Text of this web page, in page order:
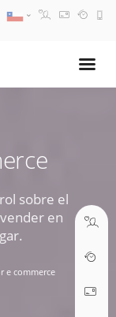
sobre el
en
e commerce
ABRIR TICKET